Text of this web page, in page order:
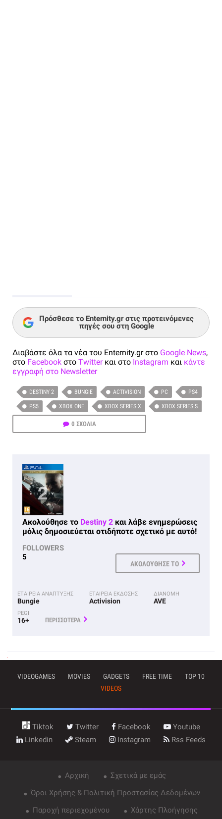
Πρόσθεσε το Enternity.gr στις προτεινόμενες
πηγές σου στη Google
Διαβάστε όλα τα νέα του Enternity.gr στο Google News,
στο Facebook στο Twitterκαι στο Instagram και κάντε
εγγραφή στο Newsletter
DESTINY 2 BUNGIE ACTIVISION PC PS4
PS5 XBOX ONE XBOX SERIES X XBOX SERIES S
0 ΣΧΟΛΙΑ
Ακολούθησε το Destiny 2 και λάβε ενημερώσεις
μόλις δημοσιεύεται οτιδήποτε σχετικό με αυτό!
FOLLOWERS
5
ΑΚΟΛΟΥΘΗΣΕ ΤΟ
ΕΤΑΙΡΕΙΑ ΑΝΑΠΤΥΞΗΣ
Bungie
ΕΤΑΙΡΕΙΑ ΕΚΔΟΣΗΣ
Activision
ΔΙΑΝΟΜΗ
AVE
PEGI
16+ ΠΕΡΙΣΣΟΤΕΡΑ
VIDEOGAMES MOVIES GADGETS FREE TIME
TOP 10
VIDEOS
Tiktok Twitter Facebook
Youtube
Linkedin
Steam Instagram Rss Feeds
Αρχική
Σχετικά με εμάς
Όροι Χρήσης & Πολιτική Προστασίας Δεδομένων
Παροχή περιεχομένου
Χάρτης Πλοήγησης